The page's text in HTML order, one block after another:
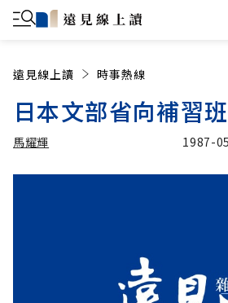
遠見線上讀 時事熱線
日本文部省向補習
馬耀輝 1987-